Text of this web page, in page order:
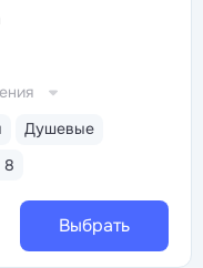
Душевые
8
Выбрать